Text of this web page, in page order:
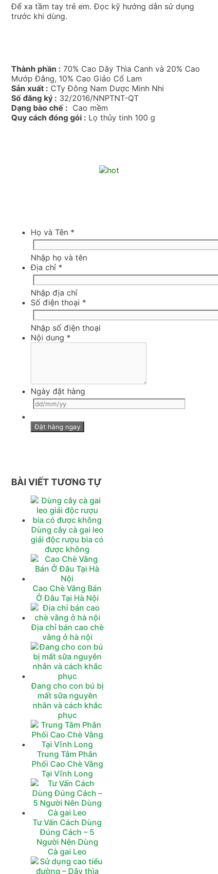
Để xa tầm tay trẻ em. Đọc kỹ hướng dẫn sử dụng
trước khi dùng.
Thành phần : 70% Cao Dây Thìa Canh và 20% Cao
Mướp Đắng, 10% Cao Giảo Cổ Lam
Sản xuất : CTy Đông Nam Dược Minh Nhi
Số đăng ký : 32/2016/NNPTNT-QT
Dạng bào chế : Cao mềm
Quy cách đóng gói : Lọ thủy tinh 100 g
Họ và Tên *
Nhập họ và tên
Địa chỉ *
Nhập địa chỉ
Số điện thoại *
Nhập số điện thoại
Nội dung *
Ngày đặt hàng
BÀI VIẾT TƯƠNG TỰ
Dùng cây cà gai leo
giải độc rượu bia có
được không
Cao Chè Vằng Bán
Ở Đâu Tại Hà Nội
Địa chỉ bán cao chè
vằng ở hà nội
Đang cho con bú bị
mất sữa nguyên
nhân và cách khắc
phục
Trung Tâm Phân
Phối Cao Chè Vằng
Tại Vĩnh Long
Tư Vấn Cách Dùng
Đúng Cách – 5
Người Nên Dùng
Cà gai Leo